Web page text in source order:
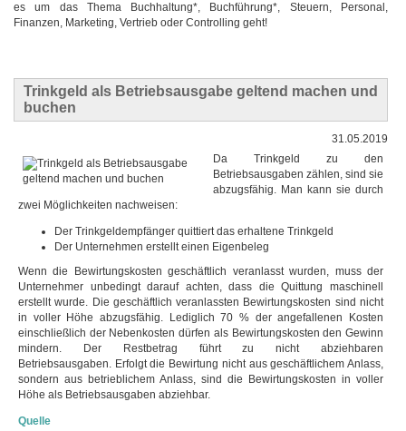
es um das Thema Buchhaltung*, Buchführung*, Steuern, Personal,
Finanzen, Marketing, Vertrieb oder Controlling geht!
Trinkgeld als Betriebsausgabe geltend machen und
buchen
31.05.2019
Da Trinkgeld zu den
Betriebsausgaben zählen, sind sie
abzugsfähig. Man kann sie durch
zwei Möglichkeiten nachweisen:
Der Trinkgeldempfänger quittiert das erhaltene Trinkgeld
Der Unternehmen erstellt einen Eigenbeleg
Wenn die Bewirtungskosten geschäftlich veranlasst wurden, muss der
Unternehmer unbedingt darauf achten, dass die Quittung maschinell
erstellt wurde. Die geschäftlich veranlassten Bewirtungskosten sind nicht
in voller Höhe abzugsfähig. Lediglich 70 % der angefallenen Kosten
einschließlich der Nebenkosten dürfen als Bewirtungskosten den Gewinn
mindern. Der Restbetrag führt zu nicht abziehbaren
Betriebsausgaben. Erfolgt die Bewirtung nicht aus geschäftlichem Anlass,
sondern aus betrieblichem Anlass, sind die Bewirtungskosten in voller
Höhe als Betriebsausgaben abziehbar.
Quelle